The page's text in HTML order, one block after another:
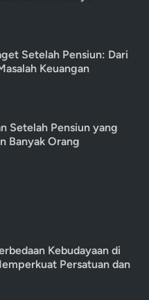
Setelah Pensiun: Dari
Keuangan
Setelah Pensiun yang
Banyak Orang
Kebudayaan di
Persatuan dan